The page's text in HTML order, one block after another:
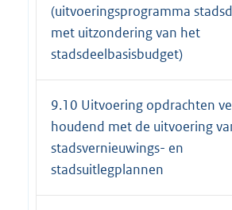
(uitvoeringsprogramma
met uitzondering van het
stadsdeelbasisbudget)
9.10 Uitvoering opdrachten
houdend met de uitvoering
stadsvernieuwings- en
stadsuitlegplannen